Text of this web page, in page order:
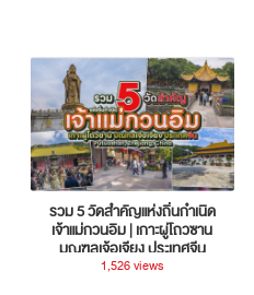
รวม 5 วัดสำคัญแห่งถิ่นกำเนิด
เจ้าแม่กวนอิม | เกาะผู่โถวซาน
มณฑลเจ้อเจียง ประเทศจีน
1,526 views